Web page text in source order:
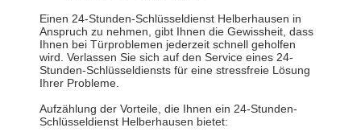
Einen 24-Stunden-Schlüsseldienst Helberhausen in
Anspruch zu nehmen, gibt Ihnen die Gewissheit, dass
Ihnen bei Türproblemen jederzeit schnell geholfen
wird. Verlassen Sie sich auf den Service eines 24-
Stunden-Schlüsseldiensts für eine stressfreie Lösung
Ihrer Probleme.
Aufzählung der Vorteile, die Ihnen ein 24-Stunden-
Schlüsseldienst Helberhausen bietet: